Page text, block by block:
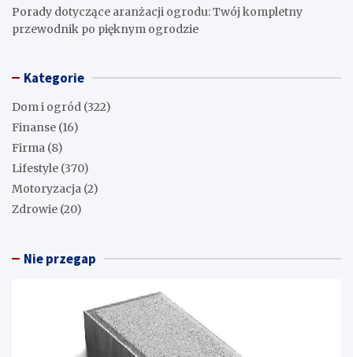
Porady dotyczące aranżacji ogrodu: Twój kompletny
przewodnik po pięknym ogrodzie
Kategorie
Dom i ogród (322)
Finanse (16)
Firma (8)
Lifestyle (370)
Motoryzacja (2)
Zdrowie (20)
Nie przegap